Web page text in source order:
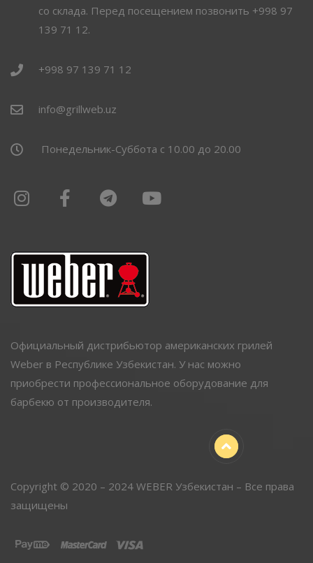
со склада. Перед посещением позвонить +998 97
139 71 12.
+998 97 139 71 12
info@grillweb.uz
Понедельник-Суббота с 10.00 до 20.00
Официальный дистрибьютор американских грилей
Weber в Республике Узбекистан. У нас можно
приобрести профессиональное оборудование для
барбекю от производителя.
Copyright © 2020 – 2024 WEBER Узбекистан – Все права
защищены